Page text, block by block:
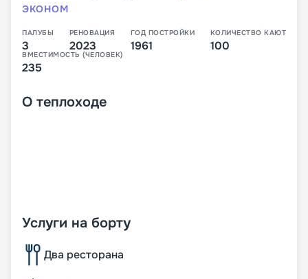
ЭКОНОМ
ПАЛУБЫ
3
РЕНОВАЦИЯ
2023
ГОД ПОСТРОЙКИ
1961
КОЛИЧЕСТВО КАЮТ
100
ВМЕСТИМОСТЬ (ЧЕЛОВЕК)
235
О теплоходе
Услуги на борту
Два ресторана